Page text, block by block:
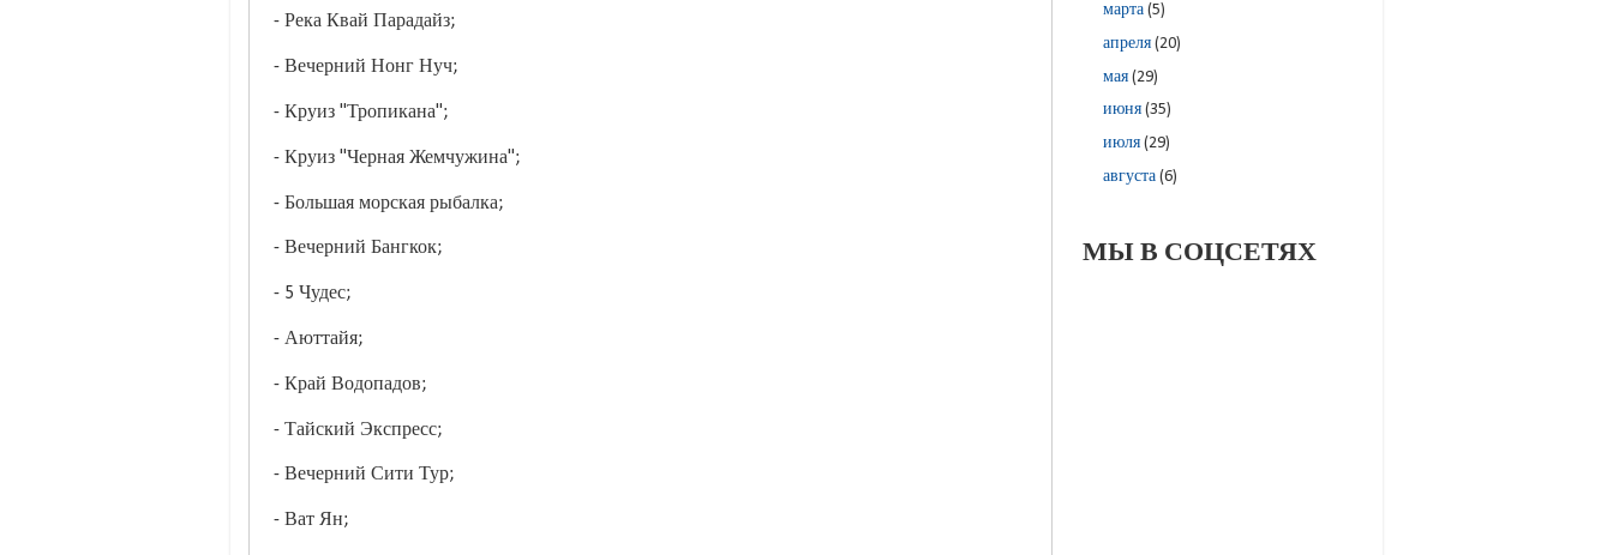
- Река Квай Парадайз;
- Вечерний Нонг Нуч;
- Круиз "Тропикана";
- Круиз "Черная Жемчужина";
- Большая морская рыбалка;
- Вечерний Бангкок;
- 5 Чудес;
- Аюттайя;
- Край Водопадов;
- Тайский Экспресс;
- Вечерний Сити Тур;
- Ват Ян;
марта(5)
апреля(20)
мая(29)
июня(35)
июля(29)
августа(6)
МЫ В СОЦСЕТЯХ